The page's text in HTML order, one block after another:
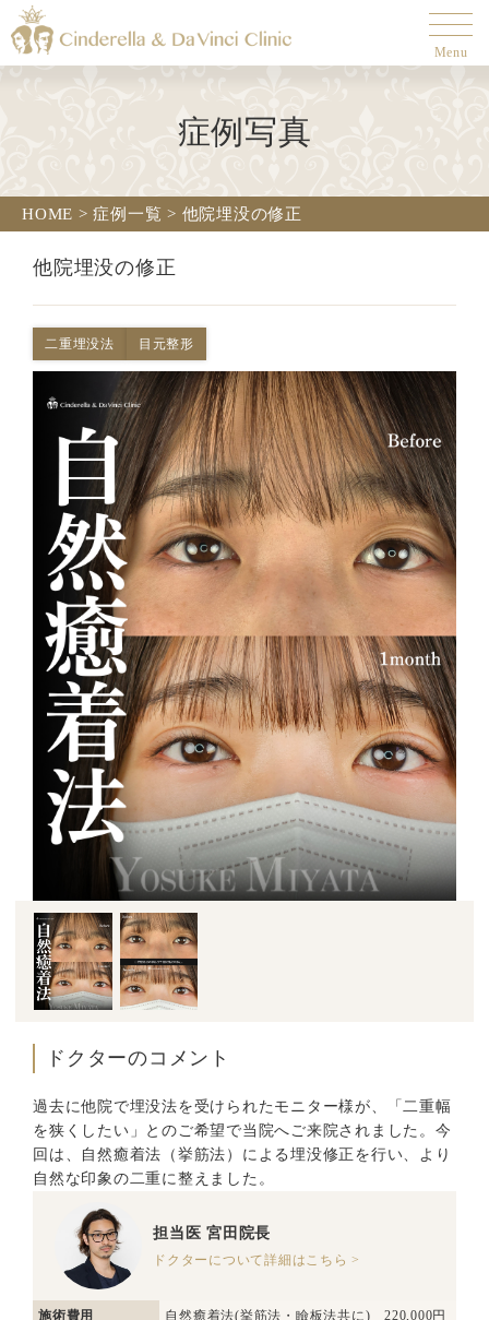
Menu
症例写真
HOME >症例一覧 > 他院埋没の修正
他院埋没の修正
二重埋没法 目元整形
ドクターのコメント
過去に他院で埋没法を受けられたモニター様が、「二重幅
を狭くしたい」とのご希望で当院へご来院されました。今
回は、自然癒着法（挙筋法）による埋没修正を行い、より
自然な印象の二重に整えました。
担当医 宮田院長
ドクターについて詳細はこちら >
施術費用
自然癒着法(挙筋法・瞼板法共に) 220,000円